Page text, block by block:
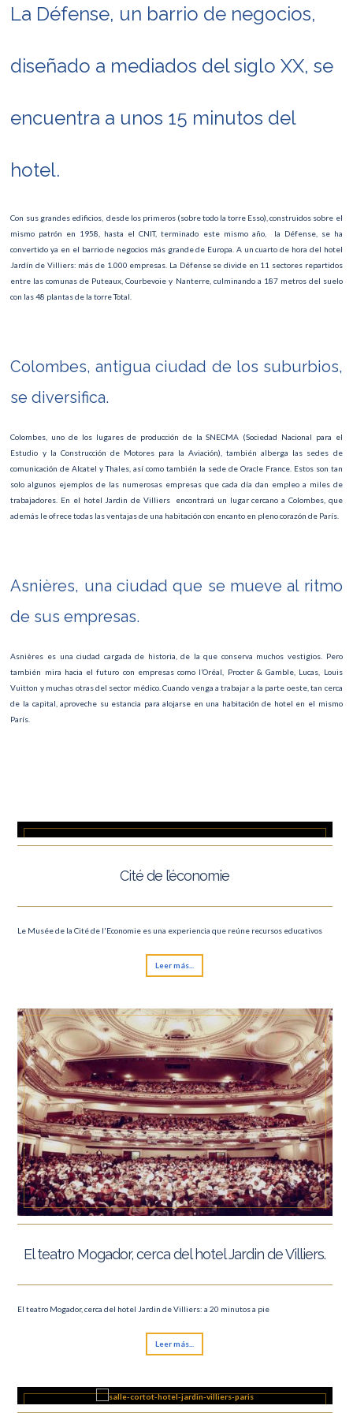
La Défense, un barrio de negocios,
diseñado a mediados del siglo XX, se
encuentra a unos 15 minutos del
hotel.
Con sus grandes edificios, desde los primeros (sobre todo la torre Esso), construidos sobre el
mismo patrón en 1958, hasta el CNIT, terminado este mismo año, la Défense, se ha
convertido ya en el barrio de negocios más grande de Europa. A un cuarto de hora del hotel
Jardín de Villiers: más de 1.000 empresas. La Défense se divide en 11 sectores repartidos
entre las comunas de Puteaux, Courbevoie y Nanterre, culminando a 187 metros del suelo
con las 48 plantas de la torre Total.
Colombes, antigua ciudad de los suburbios,
se diversifica.
Colombes, uno de los lugares de producción de la SNECMA (Sociedad Nacional para el
Estudio y la Construcción de Motores para la Aviación), también alberga las sedes de
comunicación de Alcatel y Thales, así como también la sede de Oracle France. Estos son tan
solo algunos ejemplos de las numerosas empresas que cada día dan empleo a miles de
trabajadores. En el hotel Jardin de Villiers encontrará un lugar cercano a Colombes, que
además le ofrece todas las ventajas de una habitación con encanto en pleno corazón de París.
Asnières, una ciudad que se mueve al ritmo
de sus empresas.
Asnières es una ciudad cargada de historia, de la que conserva muchos vestigios. Pero
también mira hacia el futuro con empresas como l’Oréal, Procter & Gamble, Lucas, Louis
Vuitton y muchas otras del sector médico. Cuando venga a trabajar a la parte oeste, tan cerca
de la capital, aproveche su estancia para alojarse en una habitación de hotel en el mismo
París.
Cité de l’économie
Le Musée de la Cité de l'Economie es una experiencia que reúne recursos educativos
Leer más...
El teatro Mogador, cerca del hotel Jardin de Villiers.
El teatro Mogador, cerca del hotel Jardin de Villiers: a 20 minutos a pie
Leer más...